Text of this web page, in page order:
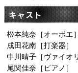
キャスト
松本純奈［オーボエ］
成田花南［打楽器］
中川晴子［ヴァイオ
尾関佳奈［ピアノ］